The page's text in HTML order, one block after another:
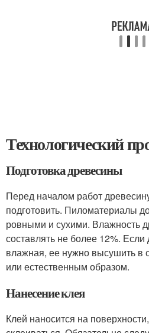
Технологический
Подготовка древесины
Перед началом работ
подготовить. Пиломатериалы
ровными и сухими. Влажность
составлять не более 12%.
влажная, ее нужно высушить в
или естественным образом.
Нанесение клея
Клей наносится на